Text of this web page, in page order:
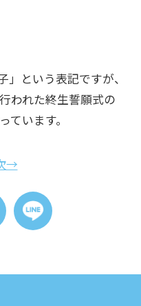
という表記ですが、
われた終生誓願式の
ています。
→